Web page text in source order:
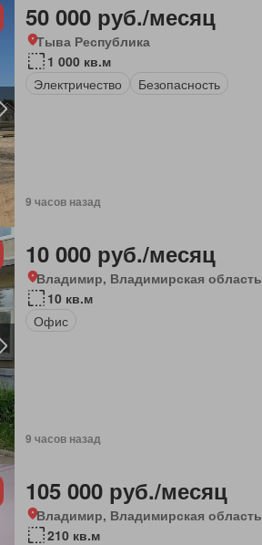
50 000 руб./месяц
Тыва Республика
1 000 кв.м
Электричество
Безопасность
9 часов назад
10 000 руб./месяц
Владимир, Владимирская область
10 кв.м
Офис
9 часов назад
105 000 руб./месяц
Владимир, Владимирская область
210 кв.м